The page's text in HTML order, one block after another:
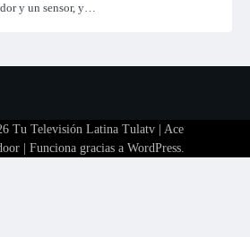
y un sensor, y…
Tu Televisión Latina Tulatv| Ace
| Funciona gracias a WordPress.